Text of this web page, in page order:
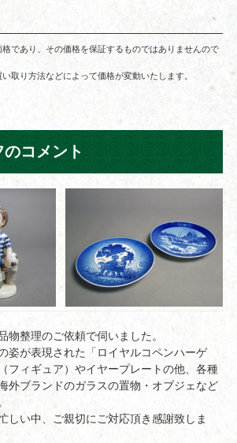
であり、その価格を保証するものではありませんので
取り方法などによって価格が変動いたします。
コメント
物整理のご依頼で伺いました。
姿が表現された「ロイヤルコペンハーゲ
フィギュア）やイヤープレートの他、各種
外ブランドのガラスの置物・オブジェなど
しい中、ご親切にご対応頂き感謝致しま